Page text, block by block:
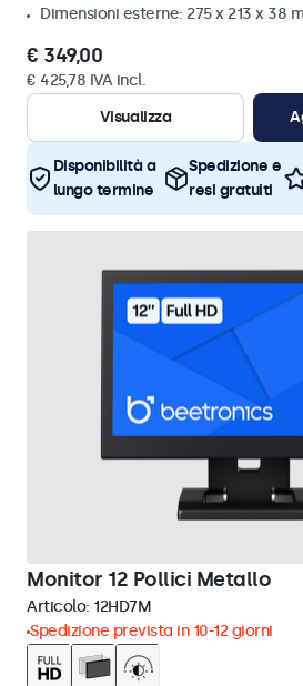
Dimensioni esterne: 275 x 213 x 38
€ 349,00
€ 425,78 IVA incl.
Visualizza
Disponibilità a
lungo termine
Spedizione e
resi gratuiti
Monitor 12 Pollici Metallo
Articolo: 12HD7M
Spedizione prevista in 10-12 giorni